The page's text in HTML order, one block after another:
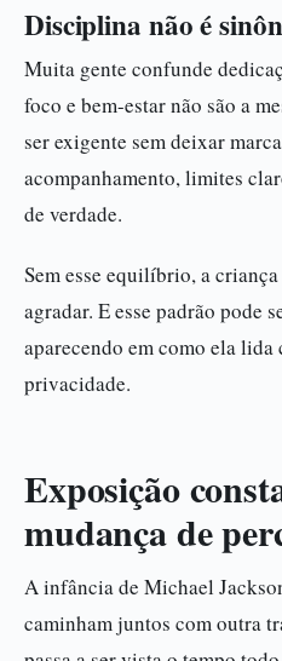
Disciplina não é
Muita gente confunde
foco e bem-estar não são a
ser exigente sem deixar
acompanhamento, limites
de verdade.
Sem esse equilíbrio, a
agradar. E esse padrão pode
aparecendo em como ela
privacidade.
Exposição
mudança de
A infância de Michael
caminham juntos com outra